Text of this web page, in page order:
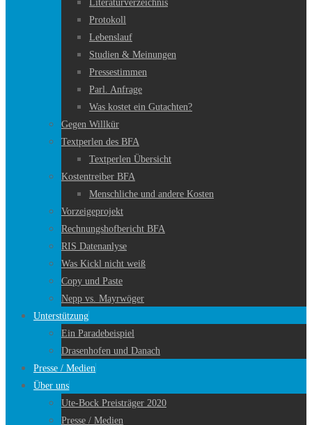
Literaturverzeichnis
Protokoll
Lebenslauf
Studien & Meinungen
Pressestimmen
Parl. Anfrage
Was kostet ein Gutachten?
Gegen Willkür
Textperlen des BFA
Textperlen Übersicht
Kostentreiber BFA
Menschliche und andere Kosten
Vorzeigeprojekt
Rechnungshofbericht BFA
RIS Datenanlyse
Was Kickl nicht weiß
Copy und Paste
Nepp vs. Mayrwöger
Unterstützung
Ein Paradebeispiel
Drasenhofen und Danach
Presse / Medien
Über uns
Ute-Bock Preisträger 2020
Presse / Medien